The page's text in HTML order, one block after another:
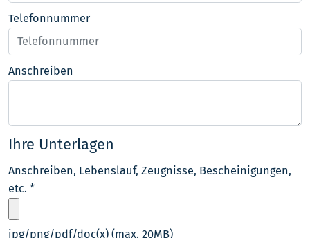
Telefonnummer
Anschreiben
Ihre Unterlagen
Anschreiben, Lebenslauf, Zeugnisse, Bescheinigungen,
etc. *
jpg/png/pdf/doc(x) (max. 20MB)